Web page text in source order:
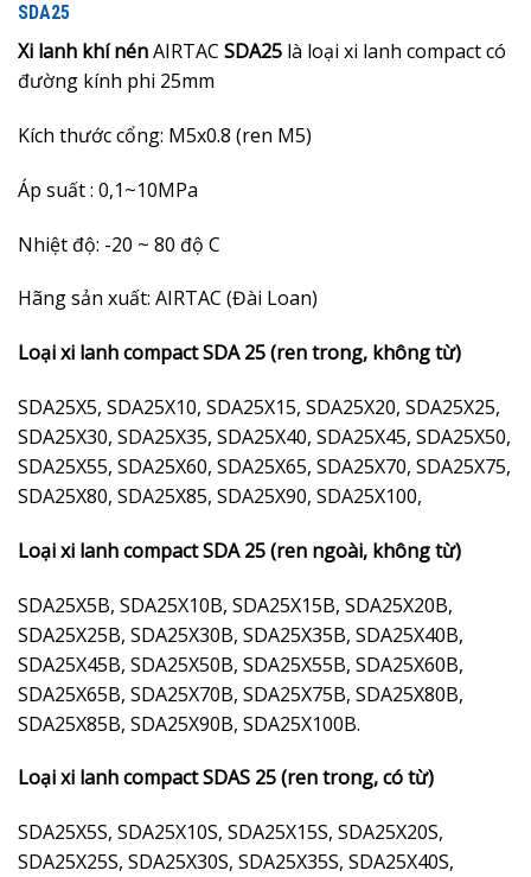
SDA25
Xi lanh khí nénAIRTAC SDA25 là loại xi lanh compact có
đường kính phi 25mm
Kích thước cổng: M5x0.8 (ren M5)
Áp suất : 0,1~10MPa
Nhiệt độ: -20 ~ 80 độ C
Hãng sản xuất: AIRTAC (Đài Loan)
Loại xi lanh compact SDA 25 (ren trong, không từ)
SDA25X5, SDA25X10, SDA25X15, SDA25X20, SDA25X25,
SDA25X30, SDA25X35, SDA25X40, SDA25X45, SDA25X50,
SDA25X55, SDA25X60, SDA25X65, SDA25X70, SDA25X75,
SDA25X80, SDA25X85, SDA25X90, SDA25X100,
Loại xi lanh compact SDA 25 (ren ngoài, không từ)
SDA25X5B, SDA25X10B, SDA25X15B, SDA25X20B,
SDA25X25B, SDA25X30B, SDA25X35B, SDA25X40B,
SDA25X45B, SDA25X50B, SDA25X55B, SDA25X60B,
SDA25X65B, SDA25X70B, SDA25X75B, SDA25X80B,
SDA25X85B, SDA25X90B, SDA25X100B.
Loại xi lanh compact SDAS 25 (ren trong, có từ)
SDA25X5S, SDA25X10S, SDA25X15S, SDA25X20S,
SDA25X25S, SDA25X30S, SDA25X35S, SDA25X40S,